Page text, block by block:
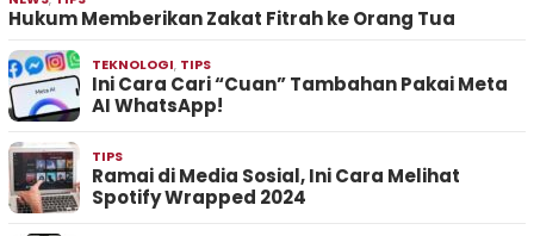
Hukum Memberikan Zakat Fitrah ke Orang Tua
TEKNOLOGI, TIPS
Ini Cara Cari “Cuan” Tambahan Pakai Meta
AI WhatsApp!
TIPS
Ramai di Media Sosial, Ini Cara Melihat
Spotify Wrapped 2024